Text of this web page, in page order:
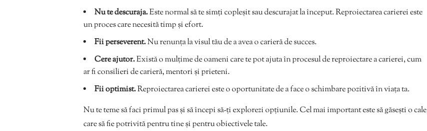
Nu te descuraja.Este normal să te simți copleșit sau descurajat la început. Reproiectarea carierei este
un proces care necesită timp și efort.
Fii perseverent.Nu renunța la visul tău de a avea o carieră de succes.
Cere ajutor.Există o mulțime de oameni care te pot ajuta în procesul de reproiectare a carierei, cum
ar fi consilieri de carieră, mentori și prieteni.
Fii optimist.Reproiectarea carierei este o oportunitate de a face o schimbare pozitivă în viața ta.
Nu te teme să faci primul pas și să începi să-ți explorezi opțiunile. Cel mai important este să găsești o cale
care să fie potrivită pentru tine și pentru obiectivele tale.